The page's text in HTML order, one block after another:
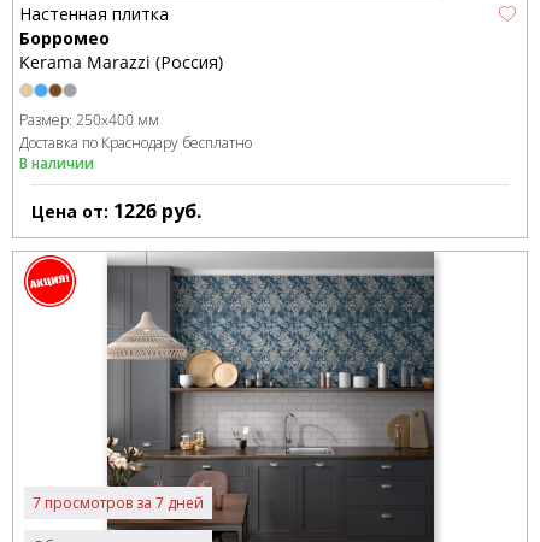
Настенная плитка
Борромео
Kerama Marazzi (Россия)
Размер: 250x400 мм
Доставка по Краснодару бесплатно
В наличии
Цена от: 1226 руб.
7 просмотров за 7 дней